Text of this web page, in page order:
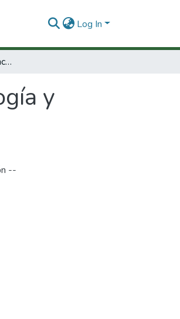
Log In
Capacidad nacional en ciencia y tecnología y formación básica
y
--